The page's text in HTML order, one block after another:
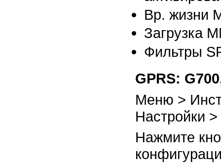
Вр. жизни
Загрузка
Фильтры
GPRS:
Меню >
Настройки
Нажмите